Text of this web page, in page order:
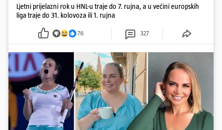
Ljetni prijelazni rok u HNL-u traje do 7. rujna, a u većini europskih
liga traje do 31. kolovoza ili 1. rujna
76 327